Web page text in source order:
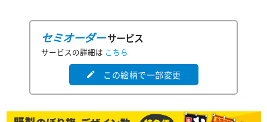
セミオーダーサービス
サービスの詳細は こちら
edit この絵柄で一部変更